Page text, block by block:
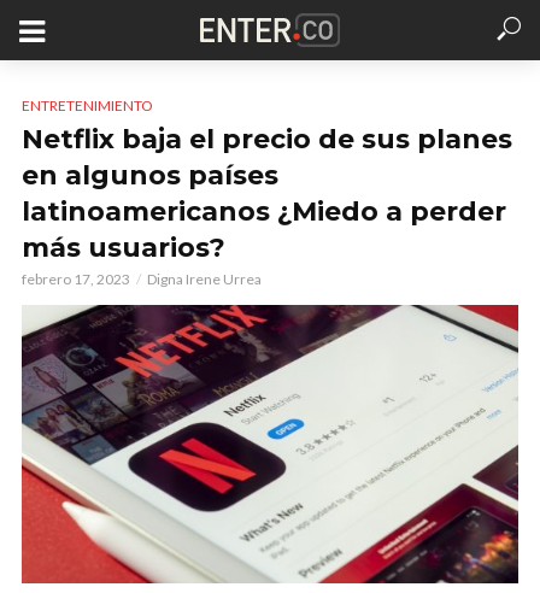
ENTRETENIMIENTO
Netflix baja el precio de sus planes
en algunos países
latinoamericanos ¿Miedo a perder
más usuarios?
febrero 17, 2023 Digna Irene Urrea